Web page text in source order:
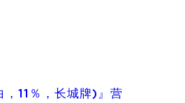
，11％，长城牌)』营